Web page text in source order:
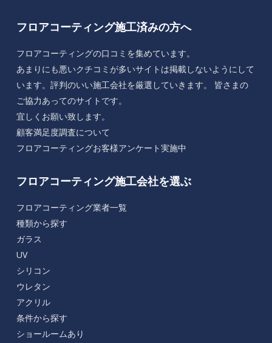
フロアコーティング施工済みの方へ
フロアコーティングの口コミを集めています。
あまりにも悪いクチコミが多いサイトは掲載しないようにして
います。評判のいい施工会社を厳選していきます。 皆さまの
ご協力あってのサイトです。
宜しくお願い致します。
顧客満足度調査について
フロアコーティングお客様アンケート実施中
フロアコーティング施工会社を選ぶ
フロアコーティング業者一覧
種類から探す
ガラス
UV
シリコン
ウレタン
アクリル
条件から探す
ショールームあり